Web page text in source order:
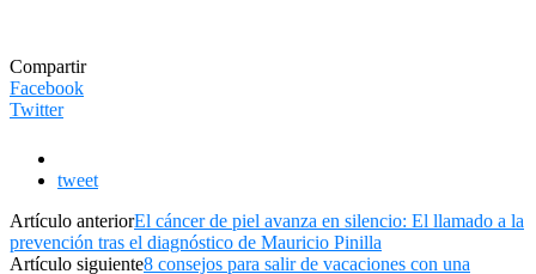
Compartir
Facebook
Twitter
tweet
Artículo anteriorEl cáncer de piel avanza en silencio: El llamado a la
prevención tras el diagnóstico de Mauricio Pinilla
Artículo siguiente8 consejos para salir de vacaciones con una